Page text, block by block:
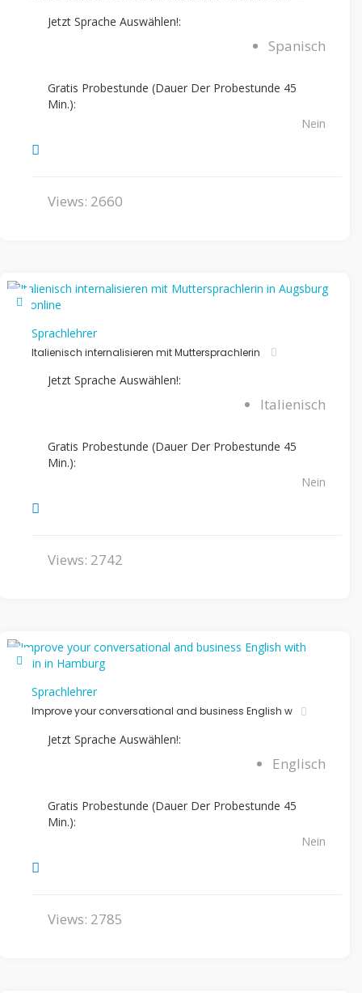
Jetzt Sprache Auswählen!:
Spanisch
Gratis Probestunde (Dauer Der Probestunde 45
Min.):
Nein
Views: 2660
Sprachlehrer
Italienisch internalisieren mit Muttersprachlerin
Jetzt Sprache Auswählen!:
Italienisch
Gratis Probestunde (Dauer Der Probestunde 45
Min.):
Nein
Views: 2742
Sprachlehrer
Improve your conversational and business English w
Jetzt Sprache Auswählen!:
Englisch
Gratis Probestunde (Dauer Der Probestunde 45
Min.):
Nein
Views: 2785